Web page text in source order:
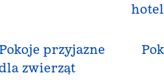
przyjazne
zwierząt